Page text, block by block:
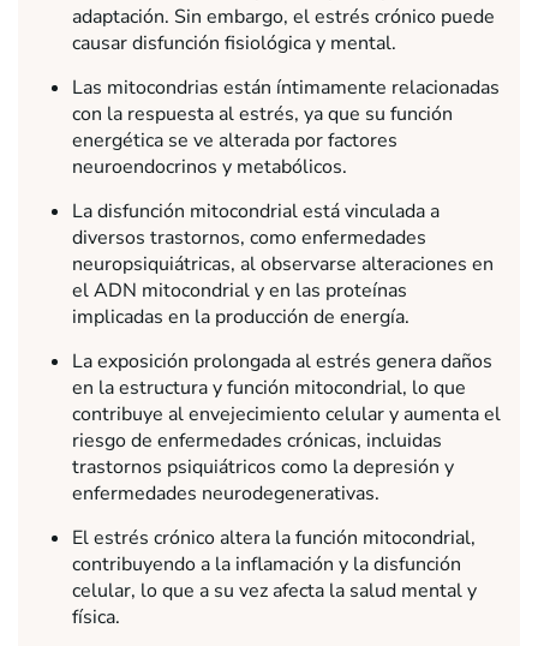
adaptación. Sin embargo, el estrés crónico puede
causar disfunción fisiológica y mental.
Las mitocondrias están íntimamente relacionadas
con la respuesta al estrés, ya que su función
energética se ve alterada por factores
neuroendocrinos y metabólicos.
La disfunción mitocondrial está vinculada a
diversos trastornos, como enfermedades
neuropsiquiátricas, al observarse alteraciones en
el ADN mitocondrial y en las proteínas
implicadas en la producción de energía.
La exposición prolongada al estrés genera daños
en la estructura y función mitocondrial, lo que
contribuye al envejecimiento celular y aumenta el
riesgo de enfermedades crónicas, incluidas
trastornos psiquiátricos como la depresión y
enfermedades neurodegenerativas.
El estrés crónico altera la función mitocondrial,
contribuyendo a la inflamación y la disfunción
celular, lo que a su vez afecta la salud mental y
física.